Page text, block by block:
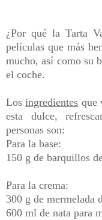
¿Por qué la Tarta
películas que más
mucho, así como su
el coche.
Losingredientes que
esta dulce,
personas son:
Para la base:
150 g de barquillos
Para la crema:
300 g de mermelada
600 ml de nata para